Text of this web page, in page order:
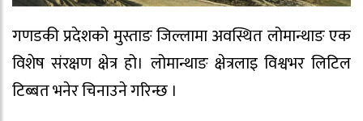
गणडकी प्रदेशको मुस्ताङ जिल्लामा अवस्थित लोमान्थाङ एक
विशेष संरक्षण क्षेत्र हो। लोमान्थाङ क्षेत्रलाइ विश्वभर लिटिल
टिब्बत भनेर चिनाउने गरिन्छ ।